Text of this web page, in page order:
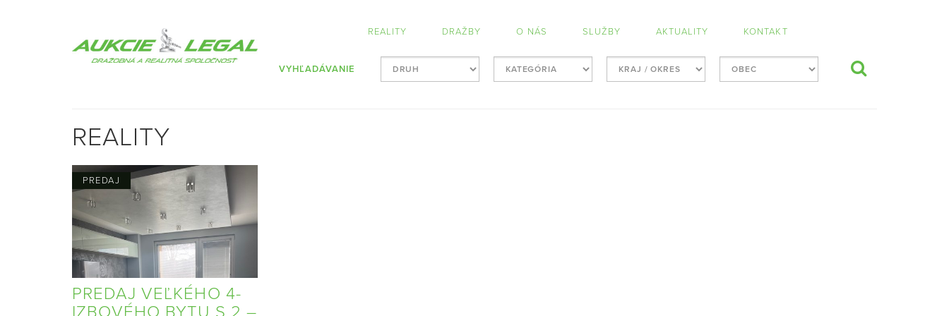
REALITY DRAŽBY O NÁS SLUŽBY AKTUALITY KONTAKT
VYHĽADÁVANIE
REALITY
PREDAJ
PREDAJ VEĽKÉHO 4-